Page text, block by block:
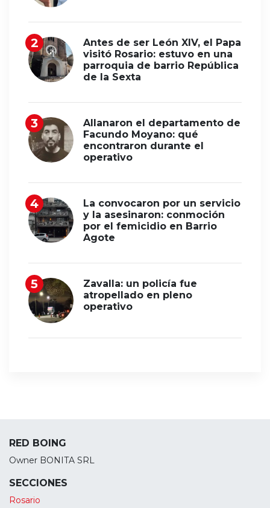
Antes de ser León XIV, el Papa
visitó Rosario: estuvo en una
parroquia de barrio República
de la Sexta
Allanaron el departamento de
Facundo Moyano: qué
encontraron durante el
operativo
La convocaron por un servicio
y la asesinaron: conmoción
por el femicidio en Barrio
Agote
Zavalla: un policía fue
atropellado en pleno
operativo
RED BOING
Owner BONITA SRL
SECCIONES
Rosario